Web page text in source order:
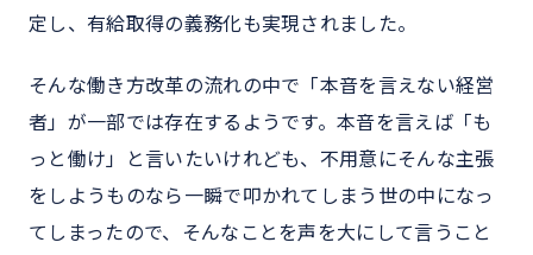
定し、有給取得の義務化も実現されました。
そんな働き方改革の流れの中で「本音を言えない経営
者」が一部では存在するようです。本音を言えば「も
っと働け」と言いたいけれども、不用意にそんな主張
をしようものなら一瞬で叩かれてしまう世の中になっ
てしまったので、そんなことを声を大にして言うこと